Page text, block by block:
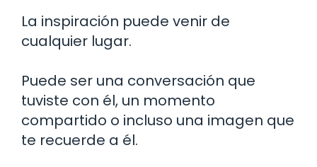
La inspiración puede venir de
cualquier lugar.
Puede ser una conversación que
tuviste con él, un momento
compartido o incluso una imagen que
te recuerde a él.